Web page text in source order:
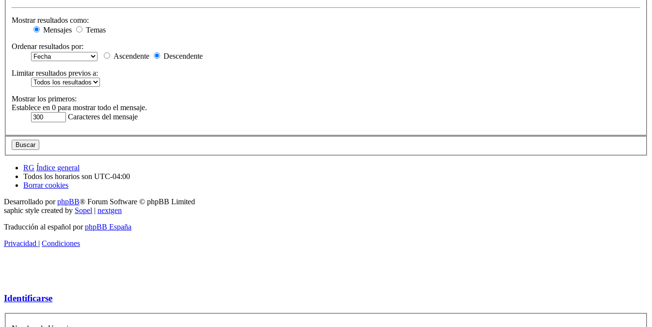
Mostrar resultados como:
Mensajes
Temas
Ordenar resultados por:
Ascendente
Descendente
Limitar resultados previos a:
Mostrar los primeros:
Establece en 0 para mostrar todo el mensaje.
Caracteres del mensaje
RG Índice general
Todos los horarios son UTC-04:00
Borrar cookies
Desarrollado porphpBB® Forum Software © phpBB Limited
saphic style created by Sopel | nextgen
Traducción al español porphpBB España
Privacidad | Condiciones
Identificarse